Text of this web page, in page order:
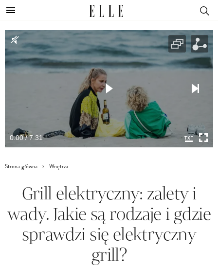
0:00 / 7:31
Strona główna Wnętrza
Grill elektryczny: zalety i
wady. Jakie są rodzaje i gdzie
sprawdzi się elektryczny
grill?